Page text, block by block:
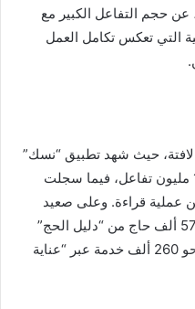
عشر من ذي الحجة 1447هـ، عن حجم التفاعل الكبير مع
التي تعكس تكامل العمل
حيث شهد تطبيق “نسك”
تفاعلاً واسعاً من الحجاج تجاوز الـ 12 مليون تفاعل، فيما سجلت
الذكية أكثر من 6 ملايين عملية قراءة. وعلى صعيد
الإرشاد والتوعية، استفاد أكثر من 573 ألف حاج من “دليل الحج”
الرقمي داخل التطبيق، كما قُدمت نحو 260 ألف خدمة عبر “عناية